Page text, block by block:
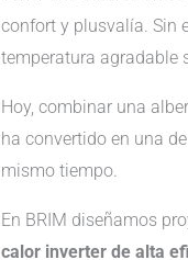
confort y plusvalía. Sin
temperatura agradable
Hoy, combinar una
ha convertido en una
mismo tiempo.
En BRIM diseñamos
calor inverter de alta